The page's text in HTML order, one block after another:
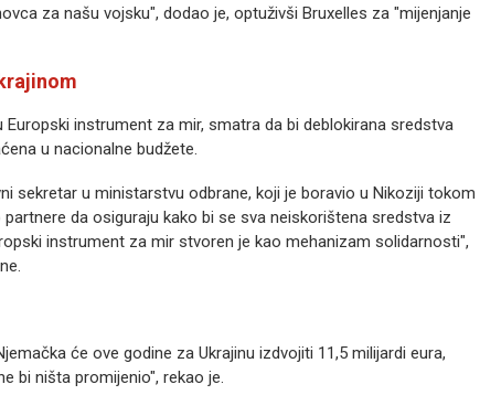
za našu vojsku", dodao je, optuživši Bruxelles za "mijenjanje
instrument za mir, smatra da bi deblokirana sredstva
u nacionalne budžete.
sekretar u ministarstvu odbrane, koji je boravio u Nikoziji tokom
da osiguraju kako bi se sva neiskorištena sredstva iz
instrument za mir stvoren je kao mehanizam solidarnosti",
će ove godine za Ukrajinu izdvojiti 11,5 milijardi eura,
bi ništa promijenio", rekao je.